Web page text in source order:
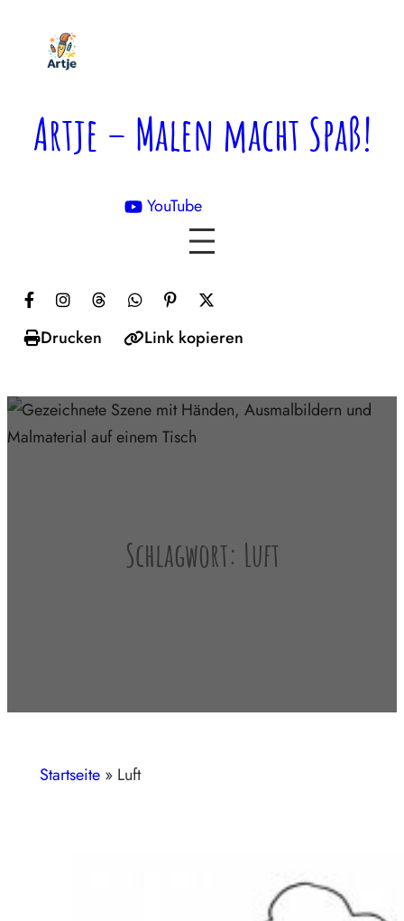
springen
Artje – Malen macht Spaß!
YouTube

Drucken Link kopieren
Schlagwort: Luft
Startseite » Luft